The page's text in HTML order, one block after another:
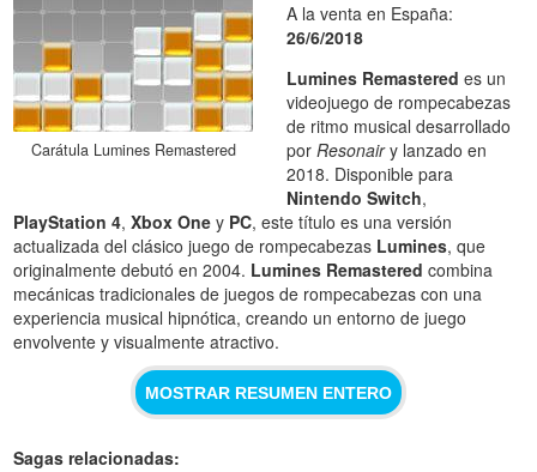
Carátula Lumines Remastered
A la venta en España:
26/6/2018
Lumines Remastered es un
videojuego de rompecabezas
de ritmo musical desarrollado
porResonairy lanzado en
2018. Disponible para
Nintendo Switch,
PlayStation 4,Xbox One y PC, este título es una versión
actualizada del clásico juego de rompecabezas Lumines, que
originalmente debutó en 2004. Lumines Remastered combina
mecánicas tradicionales de juegos de rompecabezas con una
experiencia musical hipnótica, creando un entorno de juego
envolvente y visualmente atractivo.
MOSTRAR RESUMEN ENTERO
Sagas relacionadas: